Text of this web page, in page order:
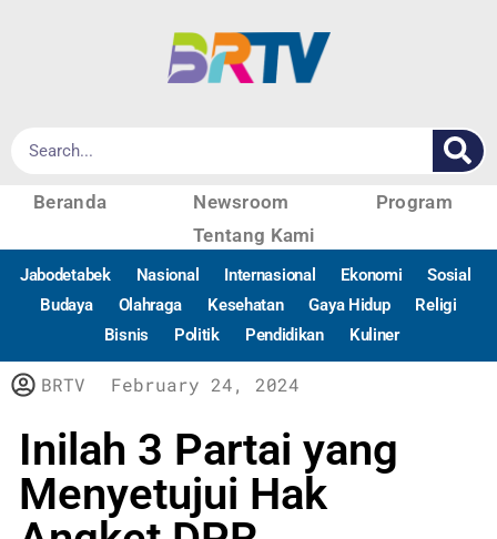
Beranda Newsroom
Program
Tentang Kami
Jabodetabek Nasional Internasional Ekonomi
Sosial
Budaya
Olahraga Kesehatan Gaya Hidup
Religi
Bisnis
Politik Pendidikan Kuliner
BRTV February 24, 2024
Inilah 3 Partai yang
Menyetujui Hak